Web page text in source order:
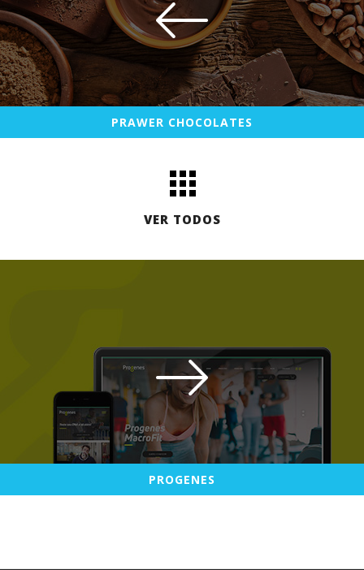
PRAWER CHOCOLATES
PRAWER CHOCOLATES
VER TODOS
PROGENES